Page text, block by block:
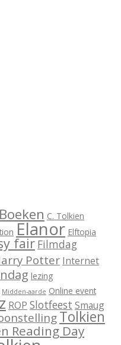
Boeken C. Tolkien
Elanor Elftopia
fair Filmdag
Potter Internet
lezing
Midden-aarde Online event
ROP Slotfeest Smaug
Tolkien
Reading Day